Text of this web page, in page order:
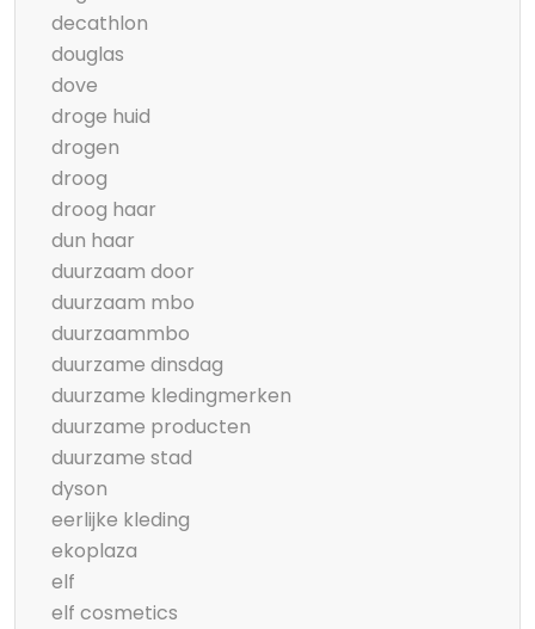
decathlon
douglas
dove
droge huid
drogen
droog
droog haar
dun haar
duurzaam door
duurzaam mbo
duurzaammbo
duurzame dinsdag
duurzame kledingmerken
duurzame producten
duurzame stad
dyson
eerlijke kleding
ekoplaza
elf
elf cosmetics